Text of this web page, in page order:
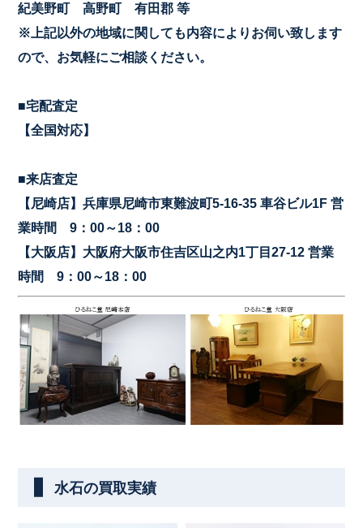
紀美野町 高野町 有田郡 等
※上記以外の地域に関しても内容によりお伺い致します
ので、お気軽にご相談ください。
■宅配査定
【全国対応】
■来店査定
【尼崎店】兵庫県尼崎市東難波町5-16-35 車谷ビル1F 営
業時間 9：00～18：00
【大阪店】大阪府大阪市住吉区山之内1丁目27-12 営業
時間 9：00～18：00
水石の買取実績